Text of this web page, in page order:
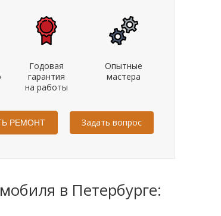
Годовая
гарантия
на работы
Опытные
мастера
Задать вопрос
в Петербурге: